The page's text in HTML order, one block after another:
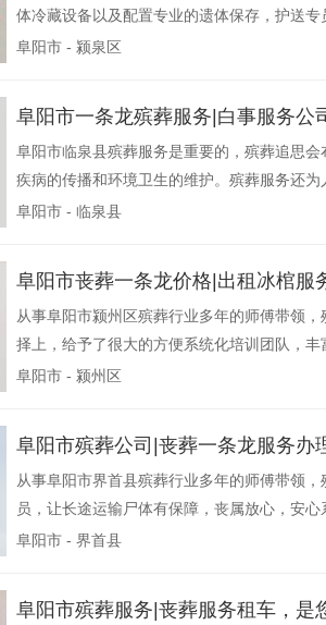
体冷藏设备以及配置专业的遗体保存，护送专
阜阳市 - 颍泉区
阜阳市一条龙殡葬服务|白事服务公
阜阳市临泉县殡葬服务是重要的，殡葬追思
疾病的传播和环境卫生的维护。殡葬服务还为
阜阳市 - 临泉县
阜阳市丧葬一条龙价格|出租冰棺服
从事阜阳市颍州区殡葬行业多年的师傅带领
择上，给予了很大的方便系统化培训团队，丰
阜阳市 - 颍州区
阜阳市殡葬公司|丧葬一条龙服务办
从事阜阳市界首县殡葬行业多年的师傅带领
员，让长途运输尸体有保障，丧属放心，安心
阜阳市 - 界首县
阜阳市殡葬服务|丧葬服务租车，是